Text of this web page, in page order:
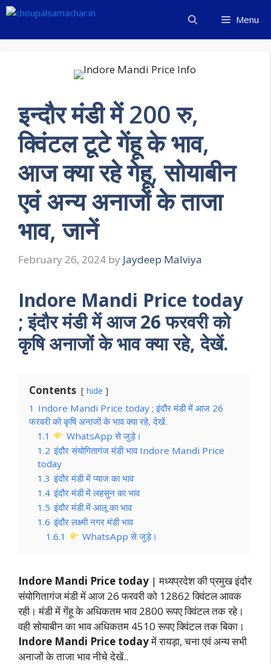
Skip
content
Menu
इन्दौर मंडी में 200 रु,
क्विंटल टूटे गेंहू के भाव,
आज क्या रहे गेहू, सोयाबीन
एवं अन्य अनाजों के ताजा
भाव, जानें
February 26, 2024 by Jaydeep Malviya
Indore Mandi Price today
;इंदौर मंडी में आज 26 फरवरीको
कृषि अनाजों के भाव क्या रहे, देखें.
Contents hide
1 Indore Mandi Price today ; इंदौर मंडी में आज 26
फरवरी को कृषि अनाजों के भाव क्या रहे, देखें.
1.1
WhatsApp से जुड़े।
1.2 इंदौर संयोगितागंज मंडी भाव Indore Mandi Price
today
1.3 इंदौर मंडी में प्याज का भाव
1.4 इंदौर मंडी में लहसुन का भाव
1.5 इंदौर मंडी में आलू का भाव
1.6 इंदौर लक्ष्मी नगर मंडी भाव
1.6.1
WhatsApp से जुड़े।
Indore Mandi Price today | मध्यप्रदेश की प्रमुख इंदौर
संयोगितागंज मंडी में आज 26 फरवरी को 12862 क्विंटल आवक
रही। मंडी में गेंहू के अधिकतम भाव 2800 रूपए क्विंटल तक रहे।
वही सोयाबीन का भाव अधिकतम 4510 रूपए क्विंटल तक बिका।
Indore Mandi Price todayमें रायड़ा, चना एवं अन्य सभी
अनाजों के ताजा भाव नीचे देखें..